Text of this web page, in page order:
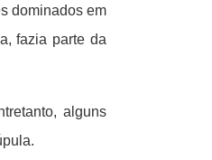
dominados em
fazia parte da
alguns